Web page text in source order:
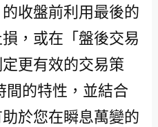
收盤前利用最後的
，或在「盤後交易
更有效的交易策
間的特性，並結合
於您在瞬息萬變的